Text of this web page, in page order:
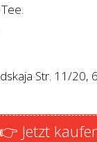
Str. 11/
👉 Jetzt